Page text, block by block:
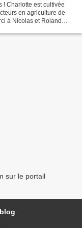
! Charlotte est cultivée
en agriculture de
à Nicolas et Roland
sur le portail